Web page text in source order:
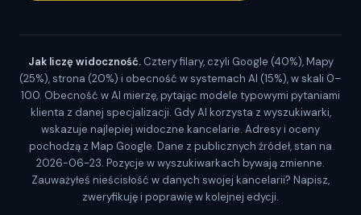
Jak liczę widoczność.Cztery filary, czyli Google (40%), Mapy
(25%), strona (20%) i obecność w systemach AI (15%), w skali 0–
100. Obecność w AI mierzę, pytając modele typowymi pytaniami
klienta z danej specjalizacji. Gdy AI korzysta z wyszukiwarki,
wskazuje najlepiej widoczne kancelarie. Adresy i oceny
pochodzą z Map Google. Dane z publicznych źródeł, stan na
2026-06-23. Pozycje w wyszukiwarkach bywają zmienne.
Zauważyłeś nieścisłość w danych swojej kancelarii? Napisz,
zweryfikuję i poprawię w kolejnej edycji.